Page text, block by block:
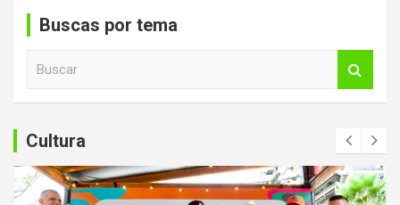
Buscas por tema
a
r
Cultura